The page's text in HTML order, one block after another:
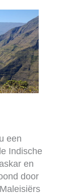
een
Indische
en
door